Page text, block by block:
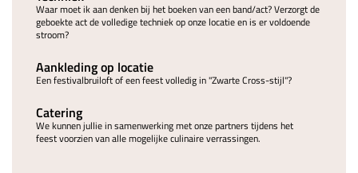
Waar moet ik aan denken bij het boeken van een band/act? Verzorgt de
geboekte act de volledige techniek op onze locatie en is er voldoende
stroom?
Aankleding op locatie
Een festivalbruiloft of een feest volledig in "Zwarte Cross-stijl"?
Catering
We kunnen jullie in samenwerking met onze partners tijdens het
feest voorzien van alle mogelijke culinaire verrassingen.